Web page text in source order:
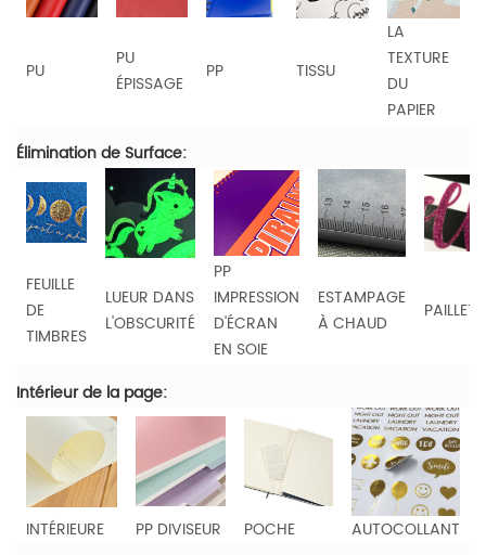
PU
PU
ÉPISSAGE
PP TISSU
LA
TEXTURE
DU
PAPIER
Élimination de Surface:
FEUILLE
DE
TIMBRES
LUEUR DANS
L'OBSCURITÉ
PP
IMPRESSION
D'ÉCRAN
EN SOIE
ESTAMPAGE
À CHAUD
Intérieur de la page:
INTÉRIEURE PP DIVISEUR POCHE
AUTOCOLLANT